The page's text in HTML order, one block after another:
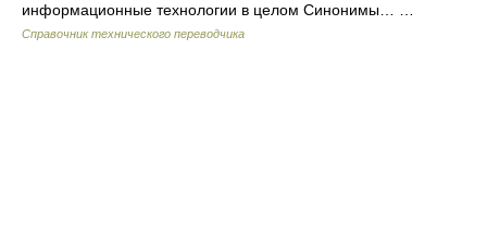
информационные технологии в целом Синонимы… …
Справочник технического переводчика